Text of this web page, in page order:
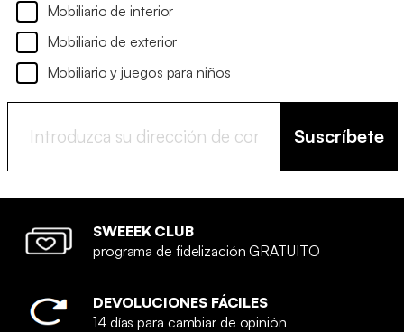
Mobiliario de interior
Mobiliario de exterior
Mobiliario y juegos para niños
Suscríbete
SWEEEK CLUB
programa de fidelización GRATUITO
DEVOLUCIONES FÁCILES
14 días para cambiar de opinión